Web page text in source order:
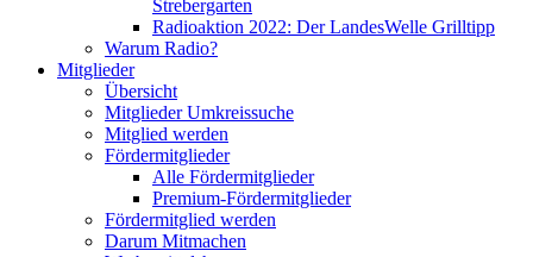
Strebergarten
Radioaktion 2022: Der LandesWelle Grilltipp
Warum Radio?
Mitglieder
Übersicht
Mitglieder Umkreissuche
Mitglied werden
Fördermitglieder
Alle Fördermitglieder
Premium-Fördermitglieder
Fördermitglied werden
Darum Mitmachen